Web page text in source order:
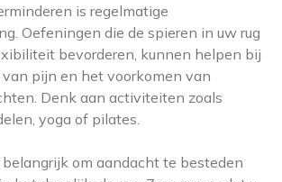
is regelmatige
Oefeningen die de spieren in uw rug
bevorderen, kunnen helpen bij
pijn en het voorkomen van
Denk aan activiteiten zoals
yoga of pilates.
om aandacht te besteden